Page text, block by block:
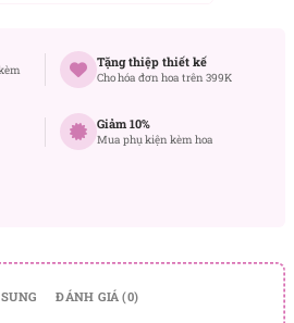
Tặng thiệp thiết kế
Cho hóa đơn hoa trên 399K
Giảm 10%
Mua phụ kiện kèm hoa
ĐÁNH GIÁ (0)